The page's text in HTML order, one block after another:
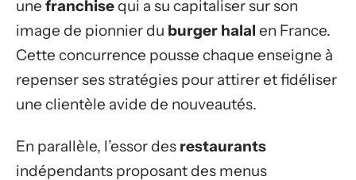
une franchisequi a su capitaliser sur son
image de pionnier du burger halal en France.
Cette concurrence pousse chaque enseigne à
repenser ses stratégies pour attirer et fidéliser
une clientèle avide de nouveautés.
En parallèle, l’essor des restaurants
indépendants proposant des menus